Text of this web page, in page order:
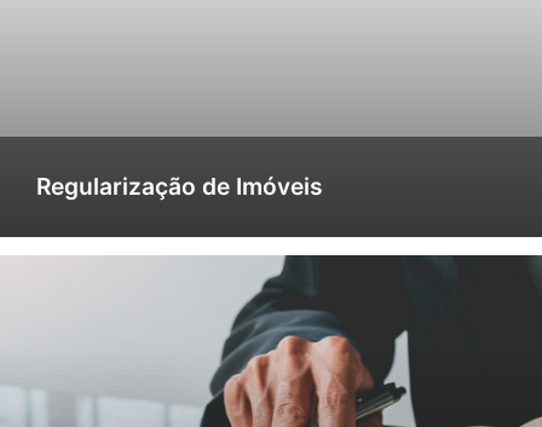
Regularização de Imóveis